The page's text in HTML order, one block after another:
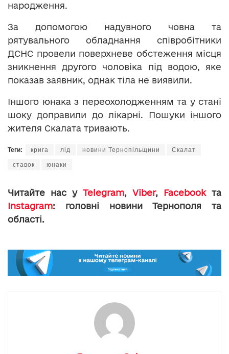
народження.
За допомогою надувного човна та
рятувального обладнання співробітники
ДСНС провели поверхневе обстеження місця
зникнення другого чоловіка під водою, яке
показав заявник, однак тіла не виявили.
Іншого юнака з переохолодженням та у стані
шоку доправили до лікарні. Пошуки іншого
жителя Скалата тривають.
Теги: крига лід новини Тернопільщини Скалат
ставок юнаки
Читайте нас у Telegram, Viber, Facebookта
Instagram: головні новини Тернополя та
області.